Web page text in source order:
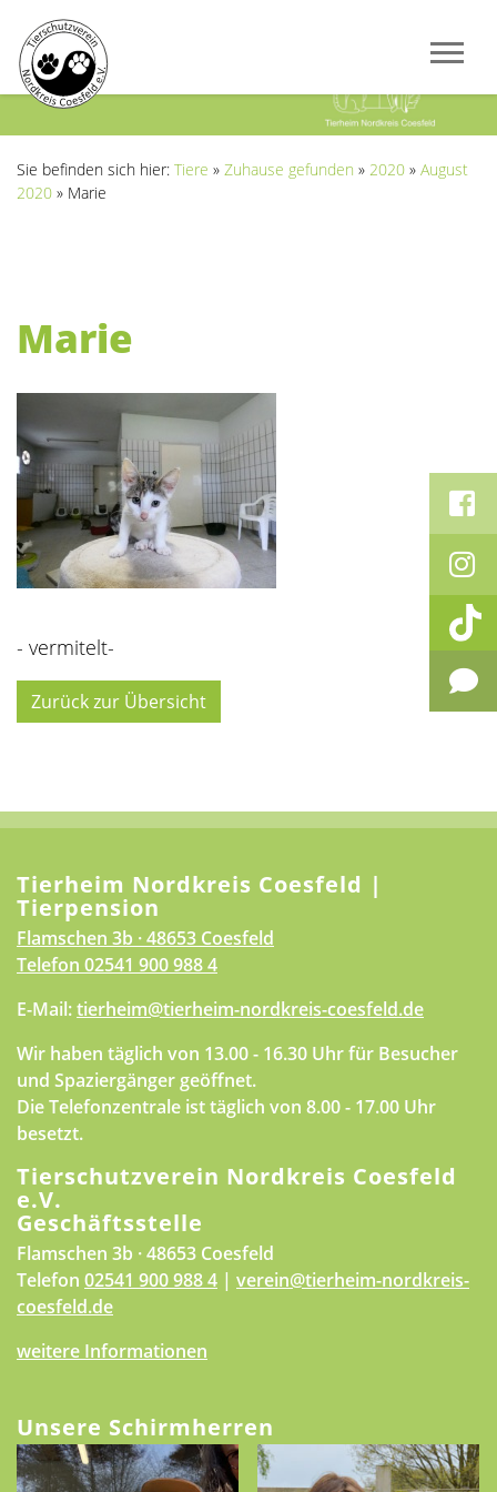
Sie befinden sich hier: Tiere » Zuhause gefunden » 2020 » August
2020 » Marie
Marie
- vermitelt-
Zurück zur Übersicht
Tierheim Nordkreis Coesfeld |
Tierpension
Flamschen 3b · 48653 Coesfeld
Telefon 02541 900 988 4
E-Mail:tierheim@tierheim-nordkreis-coesfeld.de
Wir haben täglich von 13.00 - 16.30 Uhr für Besucher
und Spaziergänger geöffnet.
Die Telefonzentrale ist täglich von 8.00 - 17.00 Uhr
besetzt.
Tierschutzverein Nordkreis Coesfeld
e.V.
Geschäftsstelle
Flamschen 3b · 48653 Coesfeld
Telefon 02541 900 988 4 | verein@tierheim-nordkreis-
coesfeld.de
weitere Informationen
Unsere Schirmherren